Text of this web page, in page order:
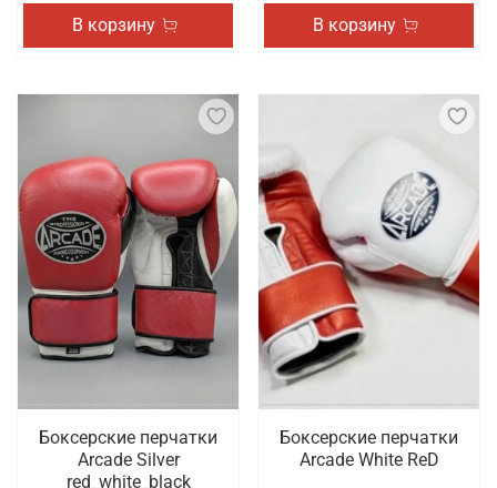
В корзину В корзину
Боксерские перчатки
Arcade Silver
red_white_black
Боксерские перчатки
Arcade White ReD